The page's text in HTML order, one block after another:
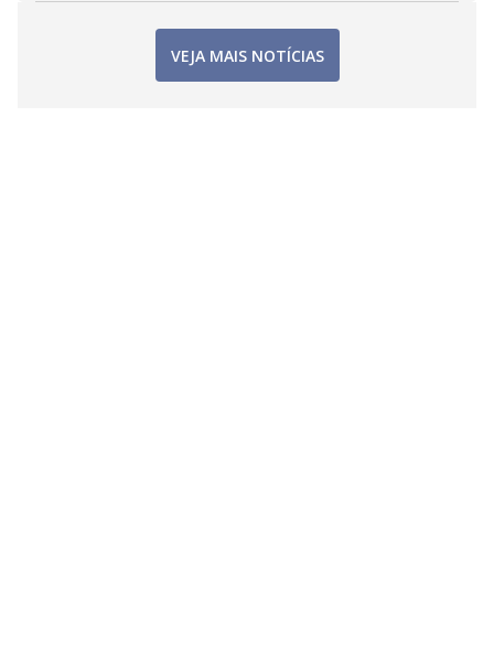
VEJA MAIS NOTÍCIAS